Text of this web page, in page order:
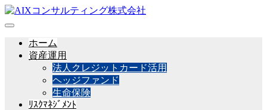
ホーム
資産運用
法人クレジットカード活用
ヘッジファンド
生命保険
ﾘｽｸﾏﾈｼﾞﾒﾝﾄ